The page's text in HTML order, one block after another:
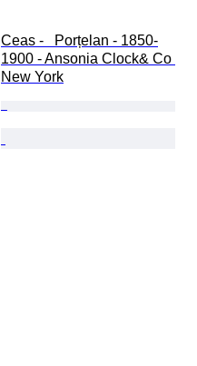
Ceas -   Porțelan - 1850-
1900 - Ansonia Clock& Co
New York